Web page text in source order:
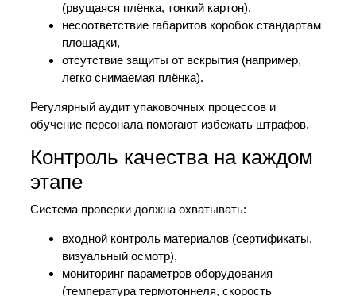
(рвущаяся плёнка, тонкий картон),
несоответствие габаритов коробок стандартам
площадки,
отсутствие защиты от вскрытия (например,
легко снимаемая плёнка).
Регулярный аудит упаковочных процессов и
обучение персонала помогают избежать штрафов.
Контроль качества на каждом
этапе
Система проверки должна охватывать:
входной контроль материалов (сертификаты,
визуальный осмотр),
мониторинг параметров оборудования
(температура термотоннеля, скорость